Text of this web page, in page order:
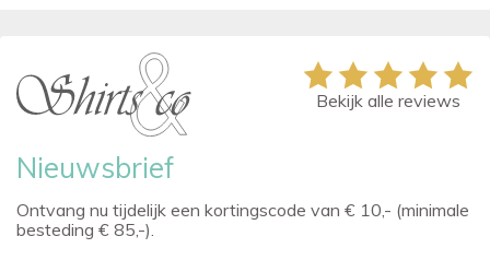
Nieuwsbrief
Ontvang nu tijdelijk een kortingscode van € 10,- (minimale
besteding € 85,-).
Bekijk alle reviews